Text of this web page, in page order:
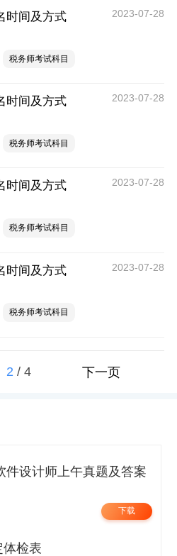
时间及方式 2023-07-28
税务师考试科目
时间及方式 2023-07-28
税务师考试科目
时间及方式 2023-07-28
税务师考试科目
时间及方式 2023-07-28
税务师考试科目
2 / 4 下一页
件设计师上午真题及答案
下载
体检表